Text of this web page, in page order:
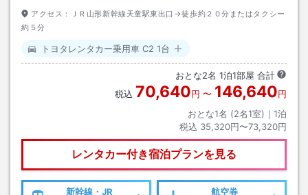
アクセス：
ＪＲ山形新幹線天童駅東出口→徒歩約２０分またはタクシー
約５分
トヨタレンタカー乗用車 C2 1台
おとな2名 1泊1部屋 合計
税込 70,640円 〜 146,640円
おとな1名 (2名1室)｜ 1泊
税込 35,320円〜73,320円
レンタカー付き宿泊プランを見る
新幹線・JR 航空券